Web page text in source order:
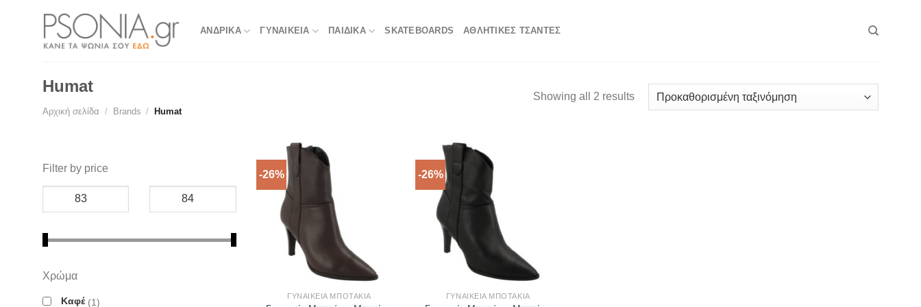
ΑΝΔΡΙΚΑ ΓΥΝΑΙΚΕΙΑ ΠΑΙΔΙΚΑ SKATEBOARDS ΑΘΛΗΤΙΚΈΣ ΤΣΆΝΤΕΣ
Humat
Αρχική σελίδα / Brands / Humat
Showing all 2 results
Filter by price
Χρώμα
Καφέ
1
-26%
ΓΥΝΑΙΚΕΊΑ ΜΠΟΤΆΚΙΑ
-26%
ΓΥΝΑΙΚΕΊΑ ΜΠΟΤΆΚΙΑ